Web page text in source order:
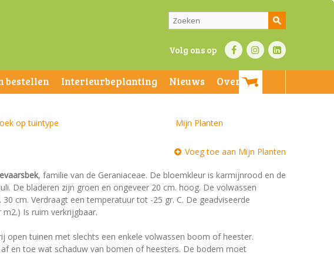
Volg ons op
bestellen Interieurbeplanting Nieuws
Over ons
op tuintype Mijn Planten
Voeg toe aan Mijn Planten
, familie van de Geraniaceae. De bloemkleur is karmijnrood en de
De bladeren zijn groen en ongeveer 20 cm. hoog. De volwassen
30 cm. Verdraagt een temperatuur tot -25 gr. C. De geadviseerde
Is ruim verkrijgbaar.
open tuinen met slechts een enkele volwassen boom of heester.
en toe wat schaduw van bomen of heesters. De bodem moet